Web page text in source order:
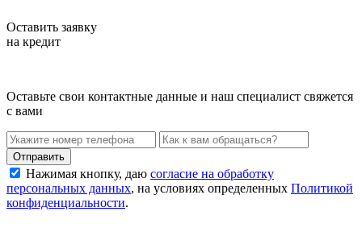
Оставить заявку
на кредит
Оставьте свои контактные данные и наш специалист свяжется
с вами
Нажимая кнопку, даю согласие на обработку
персональных данных, на условиях определенных Политикой
конфиденциальности.